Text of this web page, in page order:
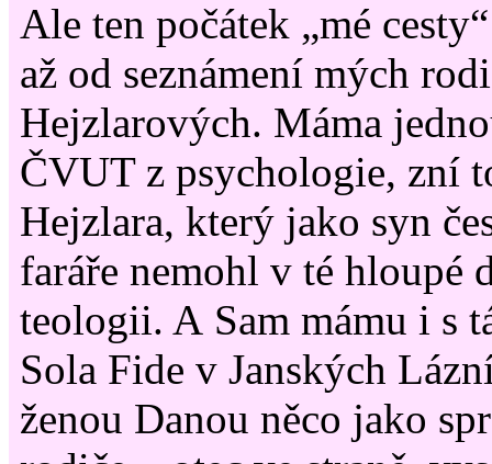
Ale ten počátek „mé
až od seznámení mých
Hejzlarových. Máma
ČVUT z psychologie, zní
Hejzlara, který jako syn
faráře nemohl v té hloupé
teologii. A Sam mámu i s
Sola Fide v Janských
ženou Danou něco jako